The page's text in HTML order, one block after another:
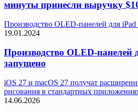
минуты принесли выручку
Производство OLED-панелей для
19.01.2024
Производство OLED-панелей
запущено
iOS 27 и macOS 27 получат
рисования в стандартных
14.06.2026